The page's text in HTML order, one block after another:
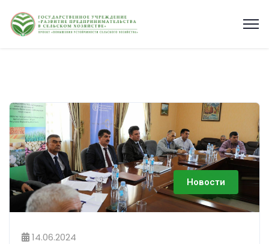
Новости
14.06.2024